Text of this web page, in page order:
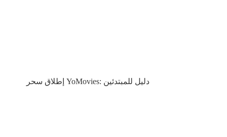
إطلاق سحر YoMovies: دليل للمبتدئين